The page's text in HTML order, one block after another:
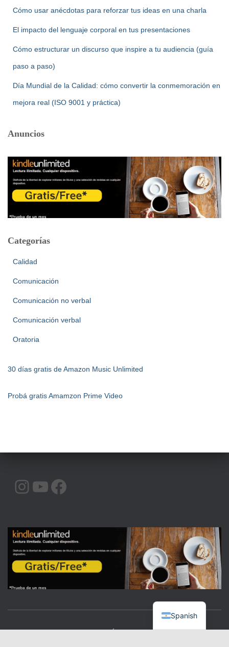
Cómo usar anécdotas para reforzar tus ideas en una charla
El impacto del lenguaje corporal en tus presentaciones
Cómo estructurar un discurso que inspire a tu audiencia (guía
paso a paso)
Día Mundial de la Calidad: cómo convertir la conmemoración en
mejora real (ISO 9001 y práctica)
Anuncios
Categorías
Calidad
Comunicación
Comunicación no verbal
Comunicación verbal
Oratoria
30 días gratis de Amazon Music Unlimited
Probá gratis Amamzon Prime Video
INSTAGRAM YOUTUBE
Spanish